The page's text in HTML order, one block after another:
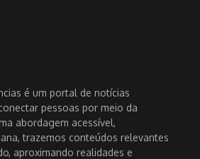
é um portal de notícias
pessoas por meio da
abordagem acessível,
trazemos conteúdos relevantes
aproximando realidades e